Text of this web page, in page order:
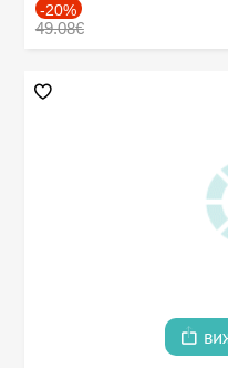
-20%
49.08€